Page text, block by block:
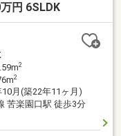
INFORMATION～
約２３００ｍ■関
便局 約３００ｍ■森
円 6SLDK
2
2
10月(築22年11ヶ月)
苦楽園口駅 徒歩3分